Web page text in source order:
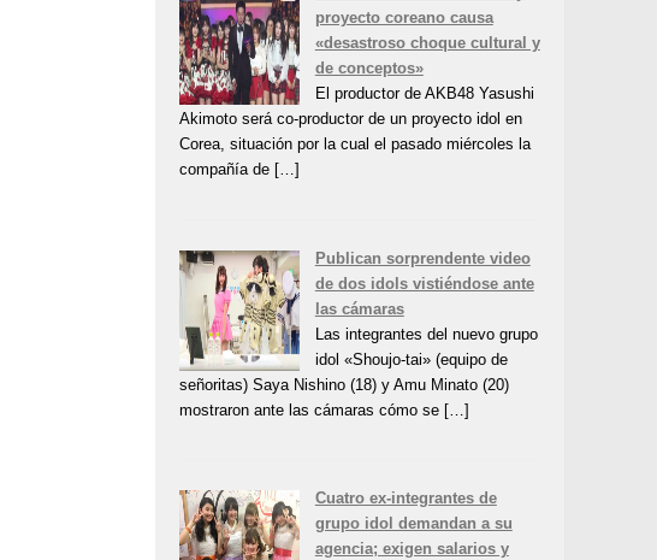
proyecto coreano causa
«desastroso choque cultural y
de conceptos»
El productor de AKB48 Yasushi
Akimoto será co-productor de un proyecto idol en
Corea, situación por la cual el pasado miércoles la
compañía de […]
Publican sorprendente video
de dos idols vistiéndose ante
las cámaras
Las integrantes del nuevo grupo
idol «Shoujo-tai» (equipo de
señoritas) Saya Nishino (18) y Amu Minato (20)
mostraron ante las cámaras cómo se […]
Cuatro ex-integrantes de
grupo idol demandan a su
agencia; exigen salarios y